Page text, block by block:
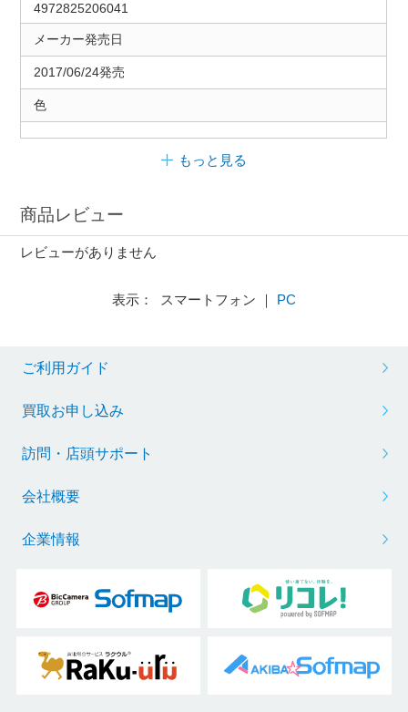
4972825206041
メーカー発売日
2017/06/24発売
色
もっと見る
商品レビュー
レビューがありません
表示： スマートフォン ｜ PC
ご利用ガイド
買取お申し込み
訪問・店頭サポート
会社概要
企業情報